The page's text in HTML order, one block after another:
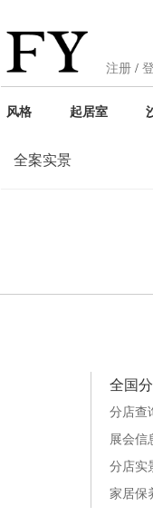
注册 /
风格 起居室
全案实景
全国
分店查
展会信
分店实
家居保